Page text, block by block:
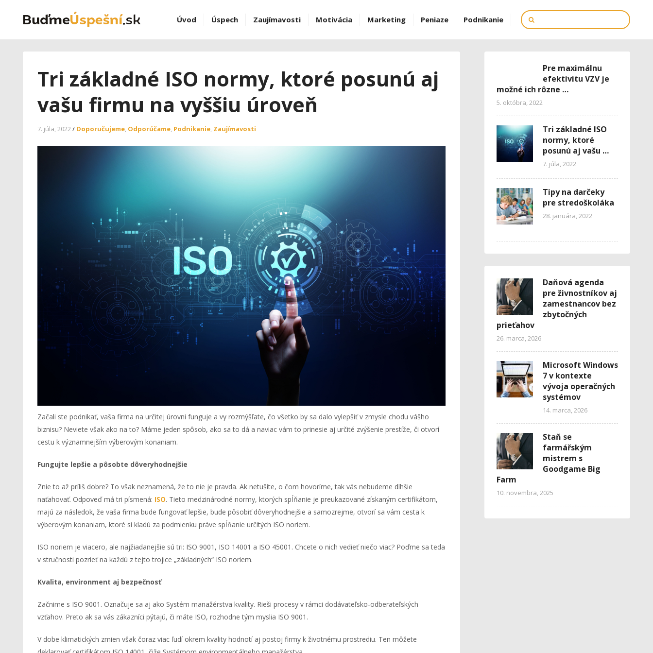
Úvod Úspech Zaujímavosti Motivácia Marketing Peniaze Podnikanie
Tri základné ISO normy, ktoré posunú aj
vašu firmu na vyššiu úroveň
7. júla, 2022/ Doporučujeme, Odporúčame, Podnikanie, Zaujímavosti
Začali ste podnikať, vaša firma na určitej úrovni funguje a vy rozmýšľate, čo všetko by sa dalo vylepšiť v zmysle chodu vášho
biznisu? Neviete však ako na to? Máme jeden spôsob, ako sa to dá a naviac vám to prinesie aj určité zvýšenie prestíže, či otvorí
cestu k významnejším výberovým konaniam.
Fungujte lepšie a pôsobte dôveryhodnejšie
Znie to až príliš dobre? To však neznamená, že to nie je pravda. Ak netušíte, o čom hovoríme, tak vás nebudeme dlhšie
naťahovať. Odpoveď má tri písmená: ISO. Tieto medzinárodné normy, ktorých spĺňanie je preukazované získaným certifikátom,
majú za následok, že vaša firma bude fungovať lepšie, bude pôsobiť dôveryhodnejšie a samozrejme, otvorí sa vám cesta k
výberovým konaniam, ktoré si kladú za podmienku práve spĺňanie určitých ISO noriem.
ISO noriem je viacero, ale najžiadanejšie sú tri: ISO 9001, ISO 14001 a ISO 45001. Chcete o nich vedieť niečo viac? Poďme sa teda
v stručnosti pozrieť na každú z tejto trojice „základných“ ISO noriem.
Kvalita, environment aj bezpečnosť
Začnime s ISO 9001. Označuje sa aj ako Systém manažérstva kvality. Rieši procesy v rámci dodávateľsko-odberateľských
vzťahov. Preto ak sa vás zákazníci pýtajú, či máte ISO, rozhodne tým myslia ISO 9001.
V dobe klimatických zmien však čoraz viac ľudí okrem kvality hodnotí aj postoj firmy k životnému prostrediu. Ten môžete
Pre maximálnu
efektivitu VZV je
možné ich rôzne …
5. októbra, 2022
Tri základné ISO
normy, ktoré
posunú aj vašu …
7. júla, 2022
Tipy na darčeky
pre stredoškoláka
28. januára, 2022
Daňová agenda
pre živnostníkov aj
zamestnancov bez
zbytočných
prieťahov
26. marca, 2026
Microsoft Windows
7 v kontexte
vývoja operačných
systémov
14. marca, 2026
Staň se
farmářským
mistrem s
Goodgame Big
Farm
10. novembra, 2025